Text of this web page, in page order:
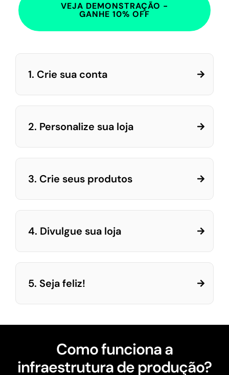
VEJA DEMONSTRAÇÃO -
GANHE 10% OFF
1. Crie sua conta
2. Personalize sua loja
3. Crie seus produtos
4. Divulgue sua loja
5. Seja feliz!
Como funciona a
infraestrutura de produção?